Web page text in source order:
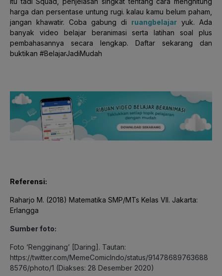
harga dan persentase untung rugi. kalau kamu belum paham,
jangan khawatir. Coba gabung di ruangbelajar yuk. Ada
banyak video belajar beranimasi serta latihan soal plus
pembahasannya secara lengkap. Daftar sekarang dan
buktikan #BelajarJadiMudah
Referensi:
Raharjo M. (2018) Matematika SMP/MTs Kelas VII. Jakarta:
Erlangga
Sumber foto:
Foto ‘Rengginang’ [Daring]. Tautan:
https://twitter.com/MemeComicIndo/status/91478689763688
8576/photo/1 (Diakses: 28 Desember 2020)